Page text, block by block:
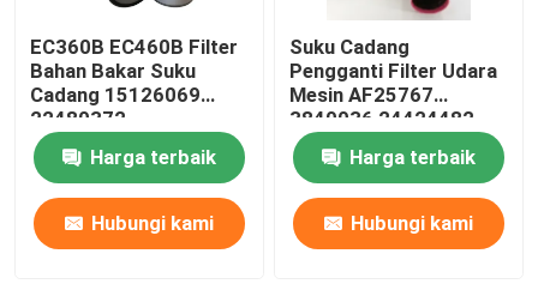
EC360B EC460B Filter
Bahan Bakar Suku
Cadang 15126069
22480372
Harga terbaik
Hubungi kami
Suku Cadang
Pengganti Filter Udara
Mesin AF25767
3840036 24424482
Harga terbaik
Hubungi kami